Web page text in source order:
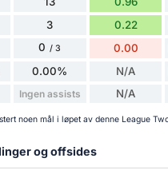
3 0.22
0 / 3 0.00
0.00% N/A
Ingen assists N/A
noen mål i løpet av denne League
og offsides